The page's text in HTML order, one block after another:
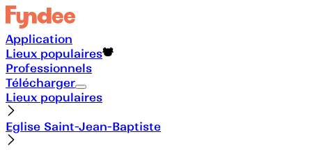
Application
Lieux populaires
Professionnels
Télécharger
Lieux populaires
Eglise Saint-Jean-Baptiste